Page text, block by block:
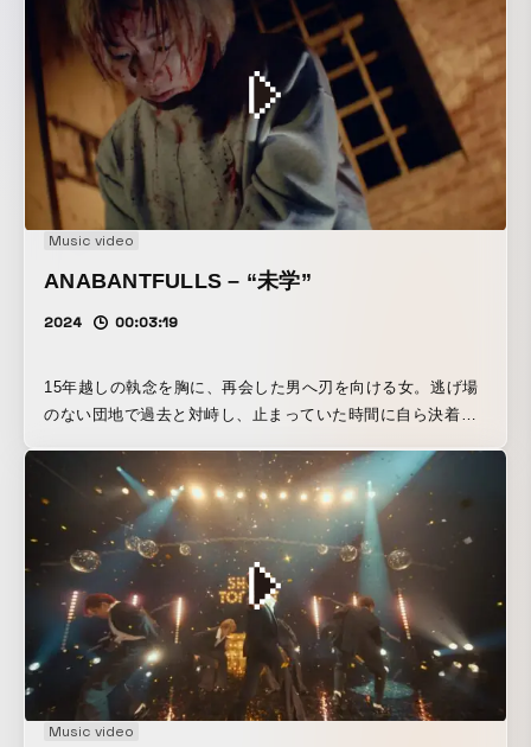
Music video
ANABANTFULLS – “未学”
2024 00:03:19
15年越しの執念を胸に、再会した男へ刃を向ける女。逃げ場
のない団地で過去と対峙し、止まっていた時間に自ら決着を
Music video